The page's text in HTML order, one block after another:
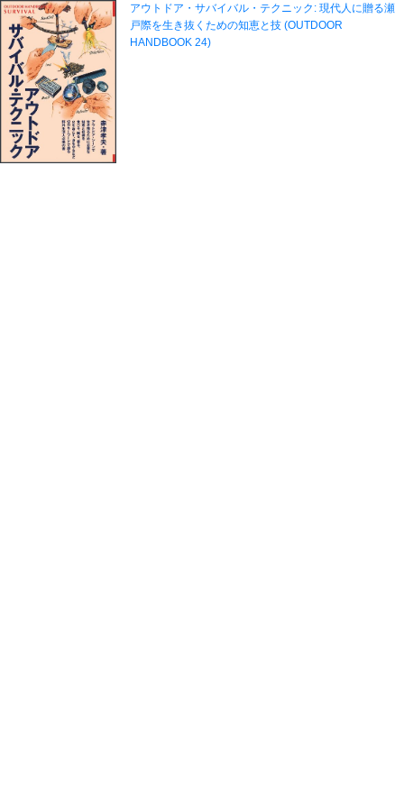
アウトドア・サバイバル・テクニック: 現代人に贈る瀬
戸際を生き抜くための知恵と技 (OUTDOOR
HANDBOOK 24)